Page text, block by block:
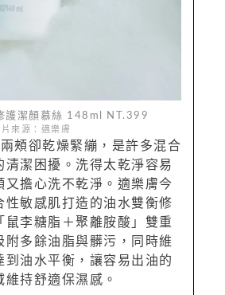
護潔顏慕絲 148ml NT.399
片來源：適樂膚
頰卻乾燥緊繃，是許多混合
清潔困擾。洗得太乾淨容易
又擔心洗不乾淨。適樂膚今
性敏感肌打造的油水雙衡修
鼠李糖脂＋聚離胺酸」雙重
附多餘油脂與髒污，同時維
到油水平衡，讓容易出油的
持舒適保濕感。